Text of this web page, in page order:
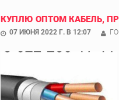
КУПЛЮ ОПТОМ КАБЕЛЬ,
07 ИЮНЯ 2022 Г. В 12:07